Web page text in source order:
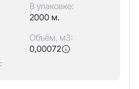
В упаковке:
2000 м.
Объём, м3:
0,00072